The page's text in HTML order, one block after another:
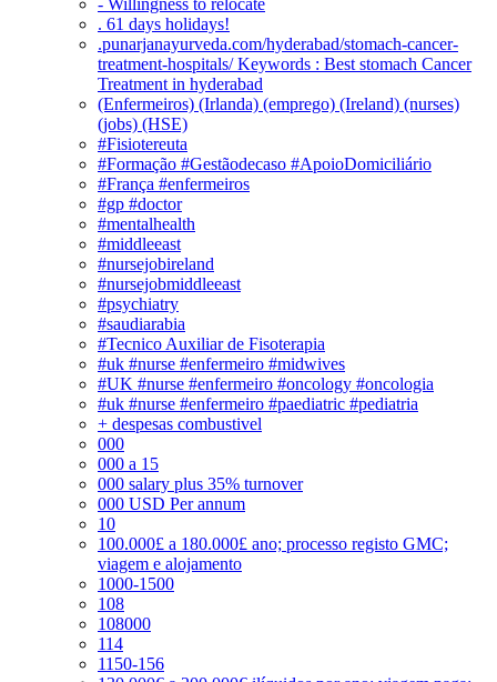
. 61 days holidays!
.punarjanayurveda.com/hyderabad/stomach-cancer-
treatment-hospitals/ Keywords : Best stomach Cancer
Treatment in hyderabad
(Enfermeiros) (Irlanda) (emprego) (Ireland) (nurses)
(jobs) (HSE)
#Fisiotereuta
#Formação #Gestãodecaso #ApoioDomiciliário
#França #enfermeiros
#gp #doctor
#mentalhealth
#middleeast
#nursejobireland
#nursejobmiddleeast
#psychiatry
#saudiarabia
#Tecnico Auxiliar de Fisoterapia
#uk #nurse #enfermeiro #midwives
#UK #nurse #enfermeiro #oncology #oncologia
#uk #nurse #enfermeiro #paediatric #pediatria
+ despesas combustivel
000
000 a 15
000 salary plus 35% turnover
000 USD Per annum
10
100.000£ a 180.000£ ano; processo registo GMC;
viagem e alojamento
1000-1500
108
108000
114
1150-156